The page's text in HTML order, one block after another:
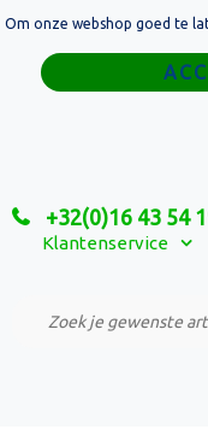
+32(0)16 43 54
Klantenservice
Home
Relatiegeschenken
Custom Made Projecten
Om onze webshop goed te